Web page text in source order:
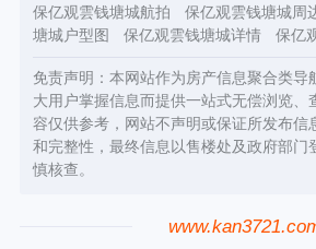
保亿观雲钱塘城航拍
保亿观雲钱塘城周
塘城户型图
保亿观雲钱塘城详情 保亿
免责声明：本网站作为房产信息聚合类导
大用户掌握信息而提供一站式无偿浏览、
容仅供参考，网站不声明或保证所发布信
和完整性，最终信息以售楼处及政府部门
慎核查。